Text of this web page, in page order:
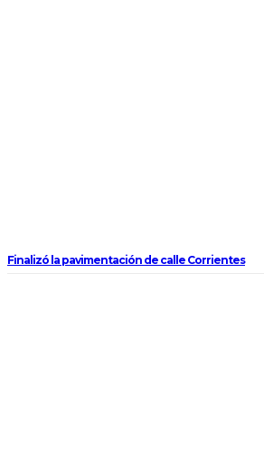
Finalizó la pavimentación de calle Corrientes